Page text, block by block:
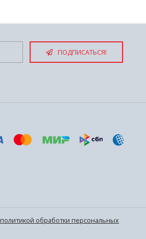
ПОДПИСАТЬСЯ!
политикой обработки персональных